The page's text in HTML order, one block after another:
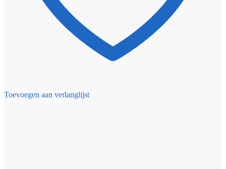
Toevoegen aan verlanglijst